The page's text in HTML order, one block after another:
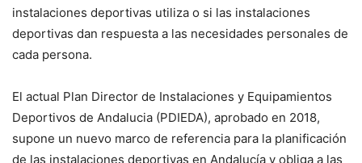
instalaciones deportivas utiliza o si las instalaciones
deportivas dan respuesta a las necesidades personales de
cada persona.
El actual Plan Director de Instalaciones y Equipamientos
Deportivos de Andalucia (PDIEDA), aprobado en 2018,
supone un nuevo marco de referencia para la planificación
de las instalaciones deportivas en Andalucía y obliga a las